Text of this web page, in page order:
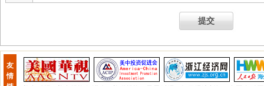
提交
友
情